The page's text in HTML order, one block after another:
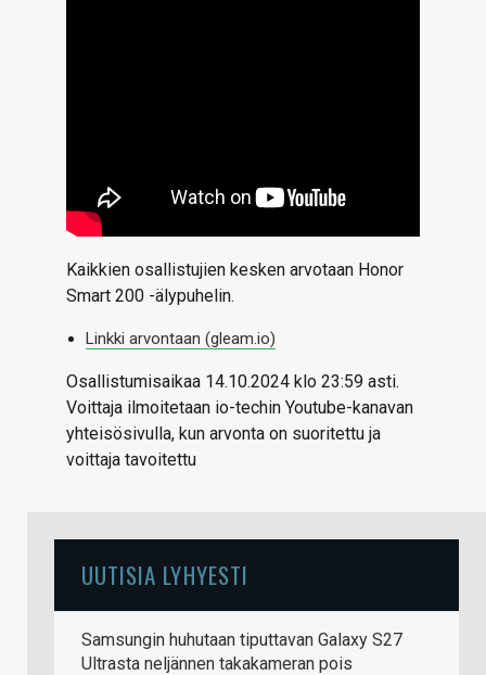
Kaikkien osallistujien kesken arvotaan Honor
Smart 200 -älypuhelin.
Linkki arvontaan (gleam.io)
Osallistumisaikaa 14.10.2024 klo 23:59 asti.
Voittaja ilmoitetaan io-techin Youtube-kanavan
yhteisösivulla, kun arvonta on suoritettu ja
voittaja tavoitettu
UUTISIA LYHYESTI
Samsungin huhutaan tiputtavan Galaxy S27
Ultrasta neljännen takakameran pois